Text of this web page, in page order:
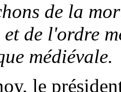
de la
de l'ordre
médiévale.
le